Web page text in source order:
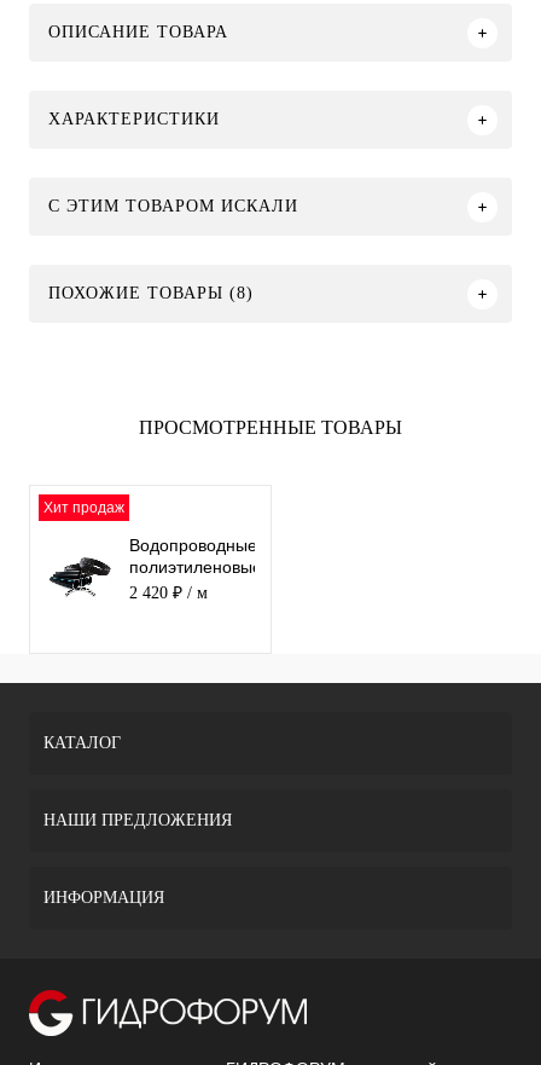
ОПИСАНИЕ ТОВАРА
ХАРАКТЕРИСТИКИ
C ЭТИМ ТОВАРОМ ИСКАЛИ
ПОХОЖИЕ ТОВАРЫ (8)
ПРОСМОТРЕННЫЕ ТОВАРЫ
Хит продаж
Водопроводные
полиэтиленовые
трубы ПЭ 100 /
2 420 ₽ / м
КАТАЛОГ
НАШИ ПРЕДЛОЖЕНИЯ
ИНФОРМАЦИЯ